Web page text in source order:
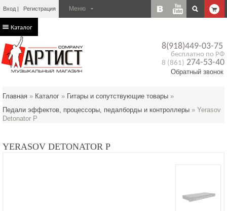
Вход Регистрация
8(918)449-03-75
бесплатно по РФ
8 (861) 274-53-40
Обратный звонок
Каталог
Главная » Каталог » Гитары и сопутствующие товары »
Педали эффектов, процессоры, педалборды и контроллеры » Yerasov
Detonator P
YERASOV DETONATOR P